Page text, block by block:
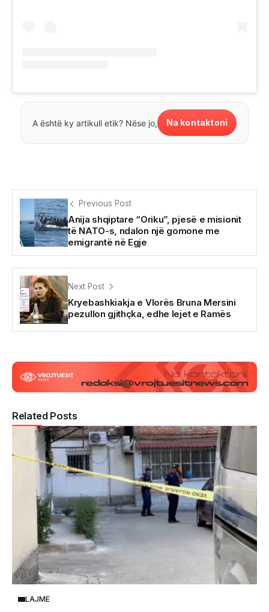
A është ky artikull etik? Nëse jo, Na kontaktoni
Previous Post
Anija shqiptare “Oriku”, pjesë e misionit
të NATO-s, ndalon një gomone me
emigrantë në Egje
Next Post
Kryebashkiakja e Vlorës Bruna Mersini
pezullon gjithçka, edhe lejet e Ramës
Related Posts
LAJME